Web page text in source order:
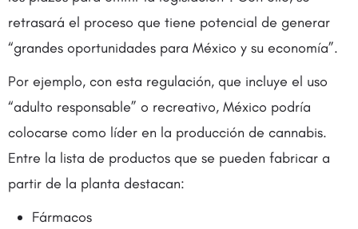
retrasará el proceso que tiene potencial de generar
“grandes oportunidades para México y su economía”.
Por ejemplo, con esta regulación, que incluye el uso
“adulto responsable” o recreativo, México podría
colocarse como líder en la producción de cannabis.
Entre la lista de productos que se pueden fabricar a
partir de la planta destacan:
Fármacos